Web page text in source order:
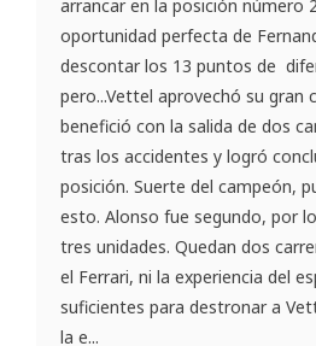
arrancar en la posición número
oportunidad perfecta de
descontar los 13 puntos de
pero...Vettel aprovechó su gran
benefició con la salida de dos
tras los accidentes y logró
posición. Suerte del campeón,
esto. Alonso fue segundo, por
tres unidades. Quedan dos
el Ferrari, ni la experiencia del
suficientes para destronar a
la e...